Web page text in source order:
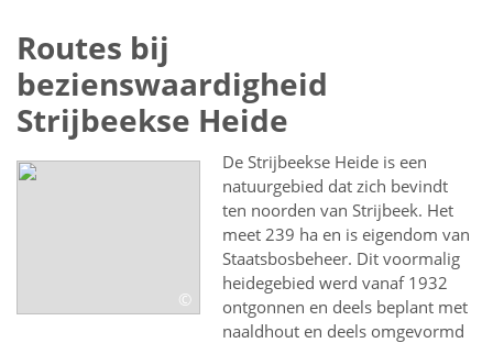
Routes bij
bezienswaardigheid
Strijbeekse Heide
©
De Strijbeekse Heide is een
natuurgebied dat zich bevindt
ten noorden van Strijbeek. Het
meet 239 ha en is eigendom van
Staatsbosbeheer. Dit voormalig
heidegebied werd vanaf 1932
ontgonnen en deels beplant met
naaldhout en deels omgevormd